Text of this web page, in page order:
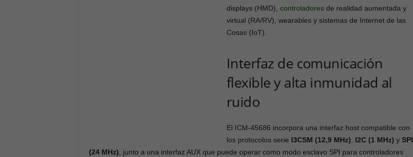
displays (HMD), controladores de realidad aumentada y
virtual (RA/RV), wearables y sistemas de Internet de las
Cosas (IoT).
Interfaz de comunicación
flexible y alta inmunidad al
ruido
El ICM-45686 incorpora una interfaz host compatible con
los protocolos serie I3CSM (12,9 MHz) I2C (1 MHz) y SPI
(24 MHz) , junto a una interfaz AUX que puede operar como modo esclavo SPI para controladores